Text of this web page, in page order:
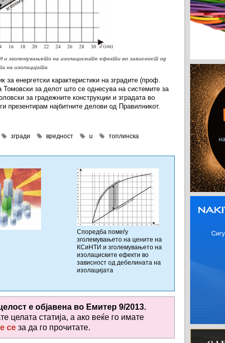
зголемувањето на изолациските ефекти во зависност од
на изолацијата
за енергетски карактеристики на зградите (проф.
за делот што се однесува на системите за
за градежните конструкции и зградата во
најбитните делови од Правилникот.
згради вредност u
топлинска
Споредба помеѓу
зголемувањето на цените на
КСиНТИ и зголемувањето на
изолациските ефекти во
зависност од дебелината на
изолацијата
е објавена во Емитер 9/2013.
целата статија, а ако веќе го имате
се за да го прочитате.